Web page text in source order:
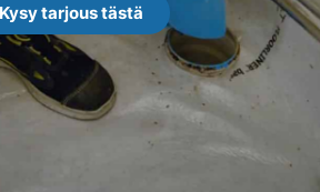
Kysy tarjous tästä